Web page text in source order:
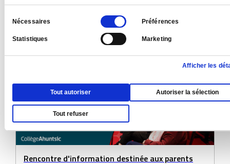
Sélection
consentement
Nécessaires Préférences
Statistiques Marketing
Afficher les
Tout autoriser Autoriser la sélection
Tout refuser
POURRAIENT VOUS INTÉRESSER
Rencontre d'information destinée aux parents